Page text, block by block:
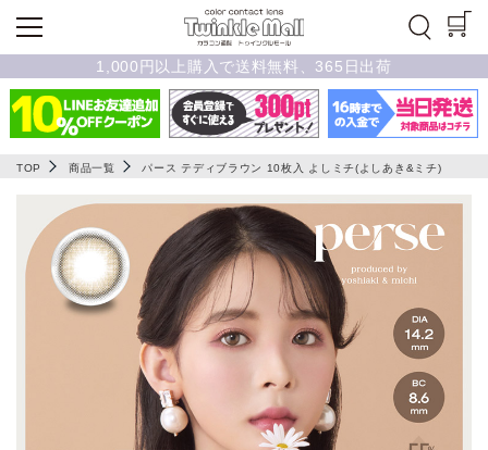
1,000円以上購入で送料無料、365日出荷
TOP 商品一覧 パース テディブラウン 10枚入 よしミチ(よしあき&ミチ)